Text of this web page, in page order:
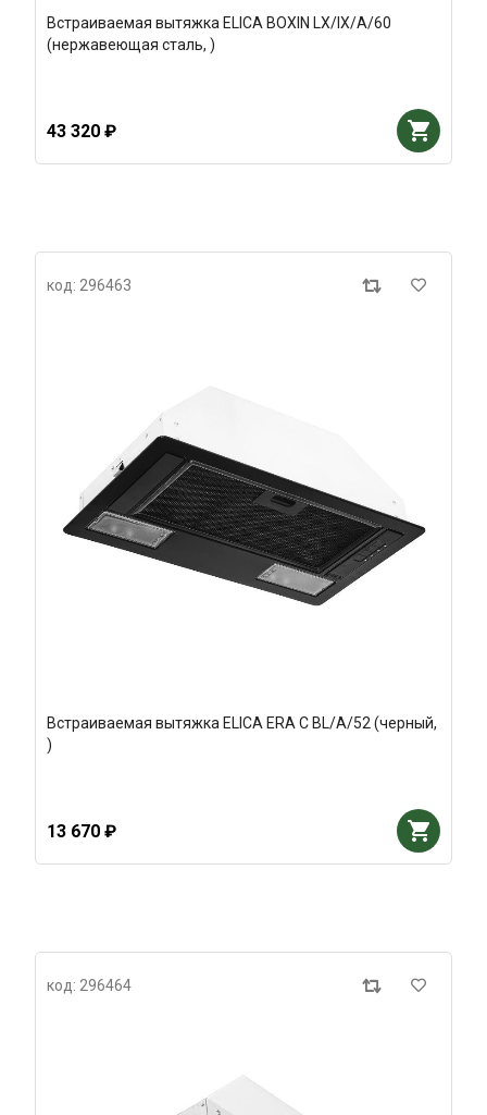
Встраиваемая вытяжка ELICA BOXIN LX/IX/A/60
(нержавеющая сталь, )
43 320 ₽
код: 296463
Встраиваемая вытяжка ELICA ERA C BL/A/52 (черный,
)
13 670 ₽
код: 296464